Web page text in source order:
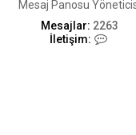
Mesaj Panosu
Mesajlar: 2263
İletişim: